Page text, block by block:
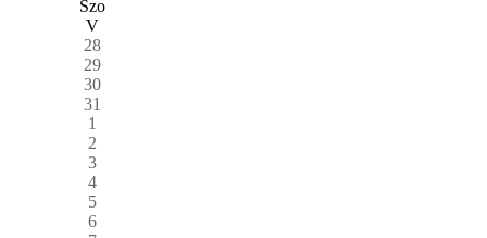
Szo
V
28
29
30
31
1
2
3
4
5
6